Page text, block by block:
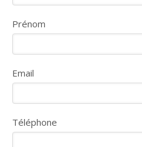
Prénom
Email
Téléphone